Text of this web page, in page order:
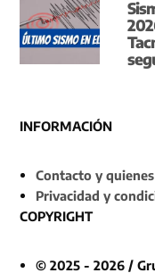
INFORMACIÓN
Contacto y
Privacidad y
COPYRIGHT
© 2025 - 2026 /